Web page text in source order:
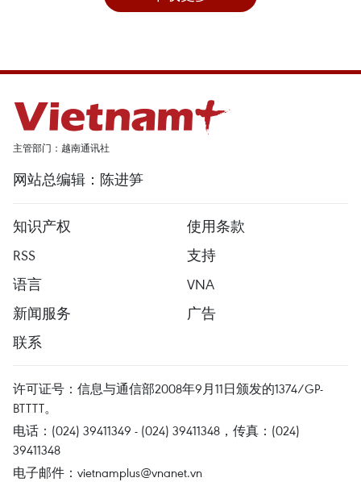
主管部门：越南通讯社
网站总编辑：陈进笋
知识产权
使用条款
RSS
支持
语言
VNA
新闻服务
广告
联系
许可证号：信息与通信部2008年9月11日颁发的1374/GP-
BTTTT。
电话：(024) 39411349 - (024) 39411348，传真：(024)
39411348
电子邮件： vietnamplus@vnanet.vn